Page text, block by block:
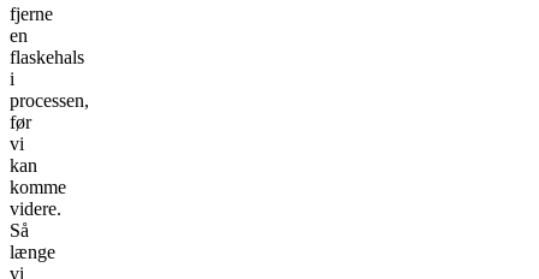
fjerne
en
flaskehals
i
processen,
før
vi
kan
komme
videre.
Så
længe
vi